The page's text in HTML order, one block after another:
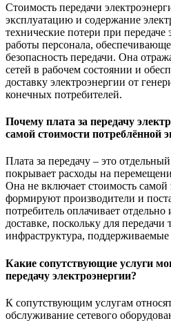
Стоимость передачи
эксплуатацию и содержание
технические потери при передаче
работы персонала,
безопасность передачи. Она
сетей в рабочем состоянии и
доставку электроэнергии от
конечных потребителей.
Почему плата за передачу
самой стоимости потреблённой
Плата за передачу – это
покрывает расходы на
Она не включает стоимость
формируют производители и
потребитель оплачивает
доставке, поскольку для передачи
инфраструктура, поддерживаемые
Какие сопутствующие услуги
передачу электроэнергии?
К сопутствующим услугам
обслуживание сетевого